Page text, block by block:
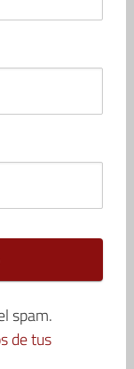
spam.
de tus